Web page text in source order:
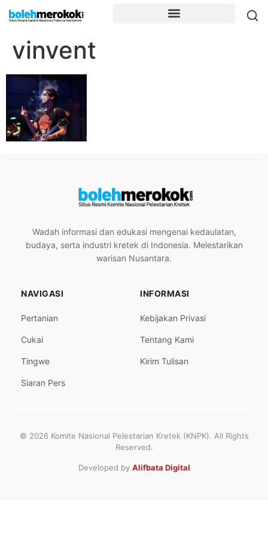
vinvent
Wadah informasi dan edukasi mengenai kedaulatan,
budaya, serta industri kretek di Indonesia. Melestarikan
warisan Nusantara.
NAVIGASI
Pertanian
Cukai
Tingwe
Siaran Pers
INFORMASI
Kebijakan Privasi
Tentang Kami
Kirim Tulisan
© 2026 Komite Nasional Pelestarian Kretek (KNPK). All Rights
Reserved.
Developed by Alifbata Digital